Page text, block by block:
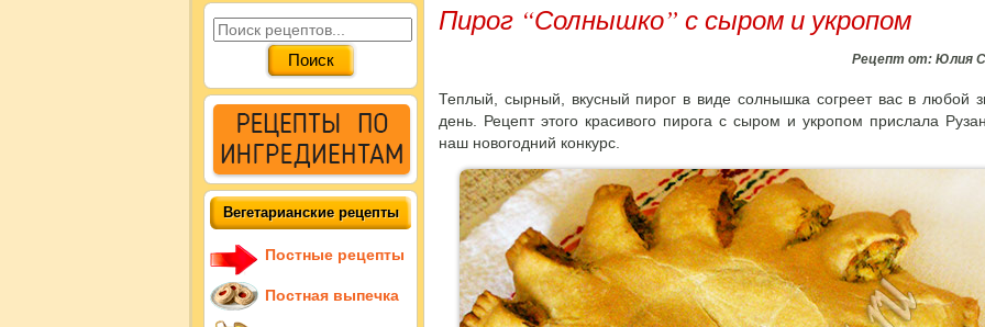
Пирог “Солнышко” с сыром и укропом
Рецепт от: Юлия
Теплый, сырный, вкусный пирог в виде солнышка согреет вас в любой
день. Рецепт этого красивого пирога с сыром и укропом прислала
наш новогодний конкурс.
Вегетарианские рецепты
Постные рецепты
Постная выпечка